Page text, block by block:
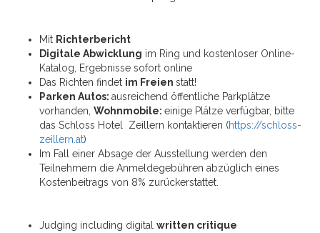
Mit Richterbericht
Digitale Abwicklung im Ring und kostenloser Online-
Katalog, Ergebnisse sofort online
Das Richten findet im Freien statt!
Parken Autos: ausreichend öffentliche Parkplätze
vorhanden, Wohnmobile: einige Plätze verfügbar, bitte
das Schloss Hotel Zeillern kontaktieren (https://schloss-
zeillern.at)
Im Fall einer Absage der Ausstellung werden den
Teilnehmern die Anmeldegebühren abzüglich eines
Kostenbeitrags von 8% zurückerstattet.
Judging including digital written critique